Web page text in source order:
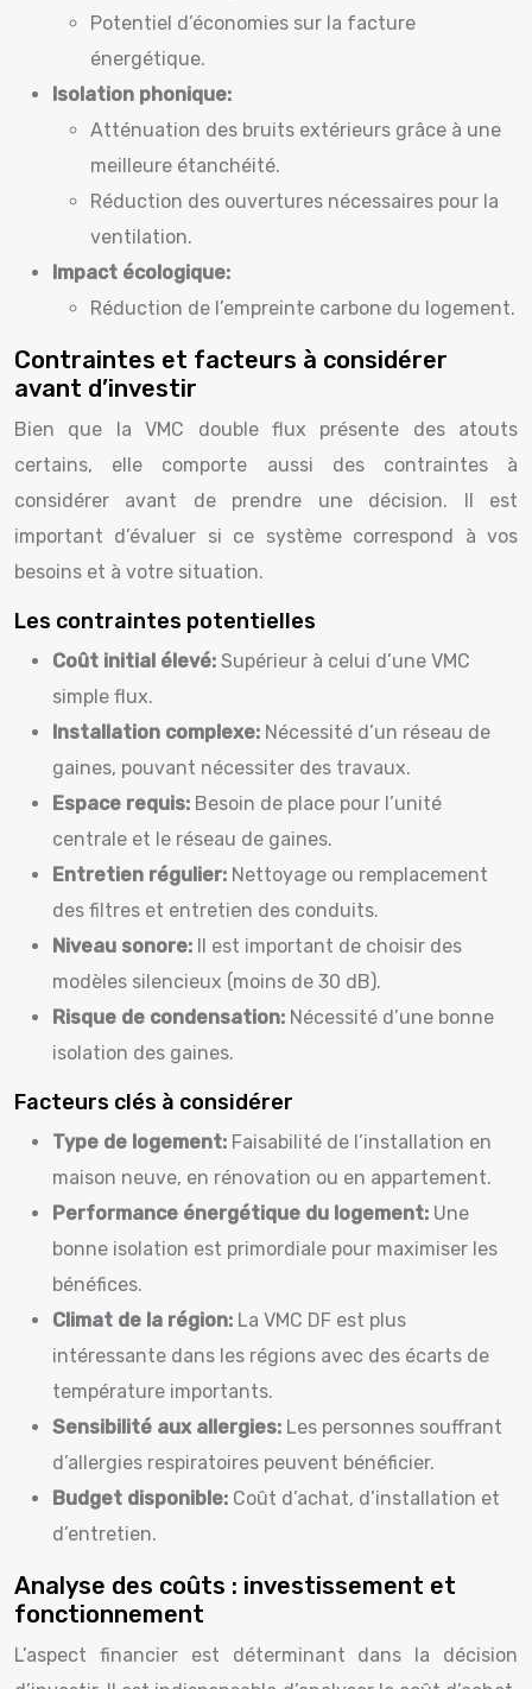
Potentiel d’économies sur la facture
énergétique.
Isolation phonique:
Atténuation des bruits extérieurs grâce à une
meilleure étanchéité.
Réduction des ouvertures nécessaires pour la
ventilation.
Impact écologique:
Réduction de l’empreinte carbone du logement.
Contraintes et facteurs à considérer
avant d’investir
Bien que la VMC double flux présente des atouts
certains, elle comporte aussi des contraintes à
considérer avant de prendre une décision. Il est
important d’évaluer si ce système correspond à vos
besoins et à votre situation.
Les contraintes potentielles
Coût initial élevé: Supérieur à celui d’une VMC
simple flux.
Installation complexe: Nécessité d’un réseau de
gaines, pouvant nécessiter des travaux.
Espace requis: Besoin de place pour l’unité
centrale et le réseau de gaines.
Entretien régulier: Nettoyage ou remplacement
des filtres et entretien des conduits.
Niveau sonore: Il est important de choisir des
modèles silencieux (moins de 30 dB).
Risque de condensation: Nécessité d’une bonne
isolation des gaines.
Facteurs clés à considérer
Type de logement: Faisabilité de l’installation en
maison neuve, en rénovation ou en appartement.
Performance énergétique du logement: Une
bonne isolation est primordiale pour maximiser les
bénéfices.
Climat de la région: La VMC DF est plus
intéressante dans les régions avec des écarts de
température importants.
Sensibilité aux allergies: Les personnes souffrant
d’allergies respiratoires peuvent bénéficier.
Budget disponible: Coût d’achat, d’installation et
d’entretien.
Analyse des coûts : investissement et
fonctionnement
L’aspect financier est déterminant dans la décision